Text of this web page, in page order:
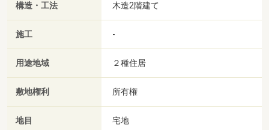
構造・工法 木造2階建て
施工 -
用途地域 ２種住居
敷地権利 所有権
地目 宅地